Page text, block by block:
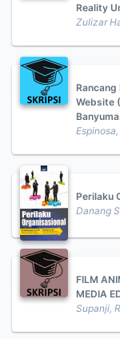
Reality
Zulizar
Website
Perilaku
Danang
FILM
MEDIA
Supanji,